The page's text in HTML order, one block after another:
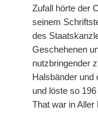
Zufall hörte der
seinem
des
Geschehenen
nutzbringender
Halsbänder und
und löste so
That war in Aller